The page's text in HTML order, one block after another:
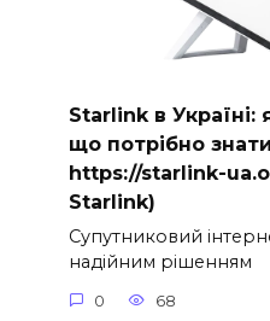
Starlink в Україні:
що потрібно
https://starlink-
Starlink)
Супутниковий
надійним рішенням
0 68